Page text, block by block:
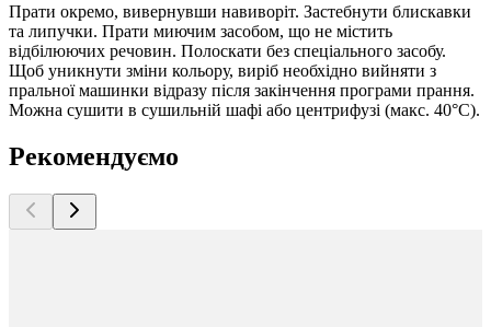
Прати окремо, вивернувши навиворіт. Застебнути блискавки
та липучки. Прати миючим засобом, що не містить
відбілюючих речовин. Полоскати без спеціального засобу.
Щоб уникнути зміни кольору, виріб необхідно вийняти з
пральної машинки відразу після закінчення програми прання.
Можна сушити в сушильній шафі або центрифузі (макс. 40°C).
Рекомендуємо